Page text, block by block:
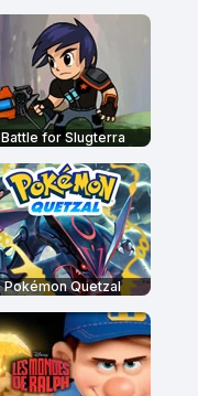
Battle for Slugterra
Pokémon Quetzal